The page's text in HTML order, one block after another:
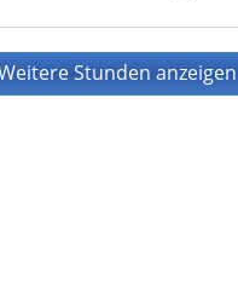
Stunden anzeigen